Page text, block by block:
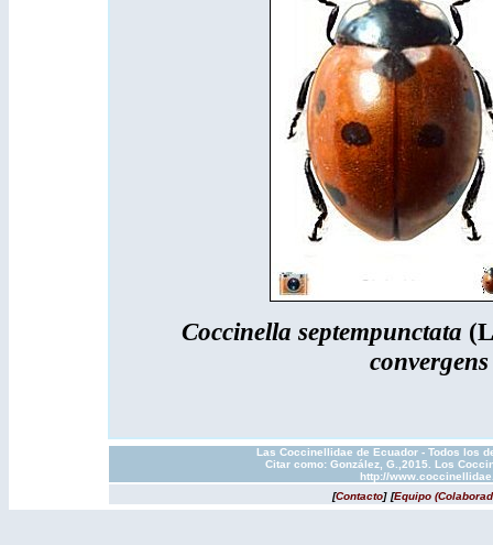
Coccinella septempunctata
Las Coccinellidae de Ecuador - Todos los
Citar como: González, G.,2015. Los
http://
[Contacto] [Equipo